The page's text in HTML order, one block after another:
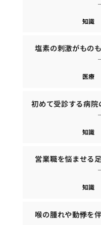
知識
塩素の刺激がもの
医療
初めて受診する病
知識
営業職を悩ませる
知識
喉の腫れや動悸を